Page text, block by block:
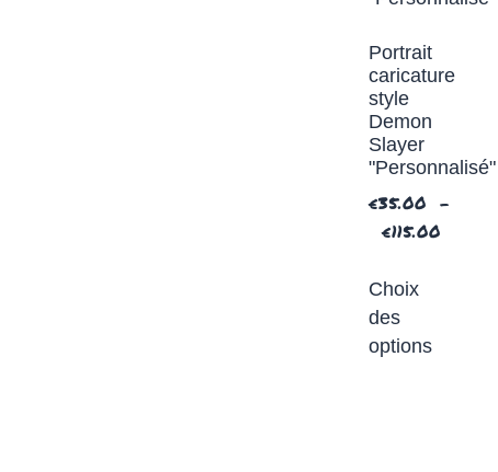
Portrait
caricature
style
Demon
Slayer
"Personnalisé"
€35.00 –
€115.00
Choix
des
options